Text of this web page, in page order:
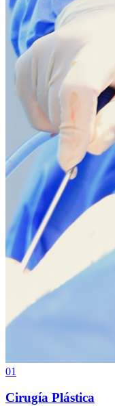
01
Cirugía Plástica